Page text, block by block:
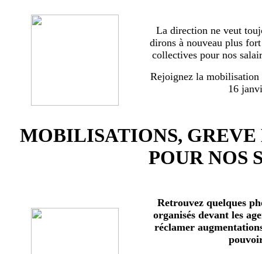
La direction ne veut
dirons à nouveau plus
collectives pour nos
Rejoignez la mobilisation
16
MOBILISATIONS,
POUR NOS
Retrouvez quelques
organisés devant les
réclamer